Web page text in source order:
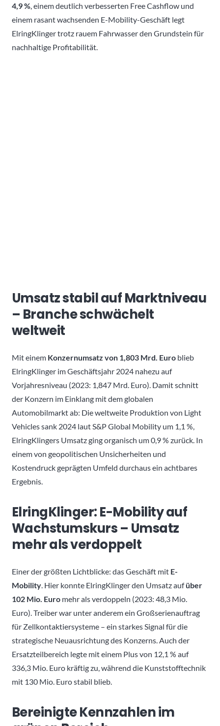
4,9 % , einem deutlich verbesserten Free Cashflow und
einem rasant wachsenden E-Mobility-Geschäft legt
ElringKlinger trotz rauem Fahrwasser den Grundstein für
nachhaltige Profitabilität.
Umsatz stabil auf Marktniveau
– Branche schwächelt
weltweit
Mit einem Konzernumsatz von 1,803 Mrd. Euro blieb
ElringKlinger im Geschäftsjahr 2024 nahezu auf
Vorjahresniveau (2023: 1,847 Mrd. Euro). Damit schnitt
der Konzern im Einklang mit dem globalen
Automobilmarkt ab: Die weltweite Produktion von Light
Vehicles sank 2024 laut S&P Global Mobility um 1,1 %,
ElringKlingers Umsatz ging organisch um 0,9 % zurück. In
einem von geopolitischen Unsicherheiten und
Kostendruck geprägten Umfeld durchaus ein achtbares
Ergebnis.
ElringKlinger: E-Mobility auf
Wachstumskurs – Umsatz
mehr als verdoppelt
Einer der größten Lichtblicke: das Geschäft mit E-
Mobility . Hier konnte ElringKlinger den Umsatz aufüber
102 Mio. Euro mehr als verdoppeln (2023: 48,3 Mio.
Euro). Treiber war unter anderem ein Großserienauftrag
für Zellkontaktiersysteme – ein starkes Signal für die
strategische Neuausrichtung des Konzerns. Auch der
Ersatzteilbereich legte mit einem Plus von 12,1 % auf
336,3 Mio. Euro kräftig zu, während die Kunststofftechnik
mit 130 Mio. Euro stabil blieb.
Bereinigte Kennzahlen im